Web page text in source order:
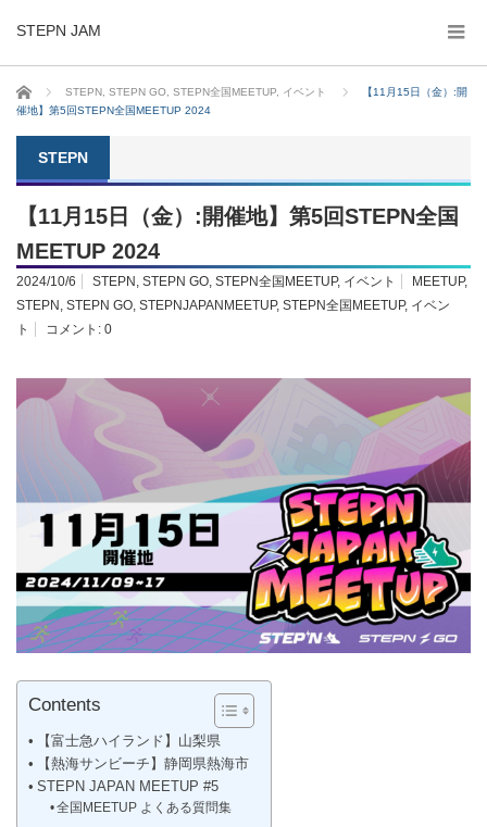
STEPN JAM
ホーム STEPN STEPN GO STEPN全国MEETUP イベント
【11月15日（金）:開
催地】第5回STEPN全国MEETUP 2024
STEPN
【11月15日（金）:開催地】第5回STEPN全国
MEETUP 2024
2024/10/6 STEPN , STEPN GO, STEPN全国MEETUP, イベント MEETUP,
STEPN , STEPN GO, STEPNJAPANMEETUP, STEPN全国MEETUP, イベン
ト
コメント: 0
Contents
【富士急ハイランド】山梨県
【熱海サンビーチ】静岡県熱海市
STEPN JAPAN MEETUP #5
全国MEETUP よくある質問集